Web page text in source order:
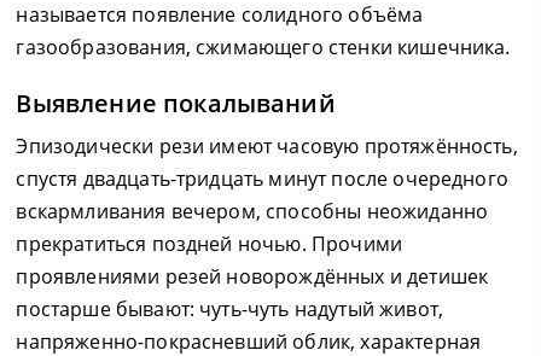
называется появление солидного объёма
газообразования, сжимающего стенки кишечника.
Выявление покалываний
Эпизодически рези имеют часовую протяжённость,
спустя двадцать-тридцать минут после очередного
вскармливания вечером, способны неожиданно
прекратиться поздней ночью. Прочими
проявлениями резей новорождённых и детишек
постарше бывают: чуть-чуть надутый живот,
напряженно-покрасневший облик, характерная